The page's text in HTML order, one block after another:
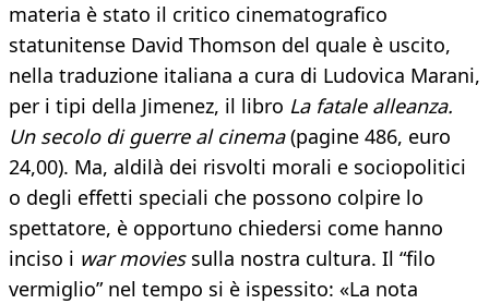
materia è stato il critico cinematografico
statunitense David Thomson del quale è uscito,
nella traduzione italiana a cura di Ludovica Marani,
per i tipi della Jimenez, il libro La fatale alleanza.
Un secolo di guerre al cinema(pagine 486, euro
24,00). Ma, aldilà dei risvolti morali e sociopolitici
o degli effetti speciali che possono colpire lo
spettatore, è opportuno chiedersi come hanno
inciso i war moviessulla nostra cultura. Il “filo
vermiglio” nel tempo si è ispessito: «La nota